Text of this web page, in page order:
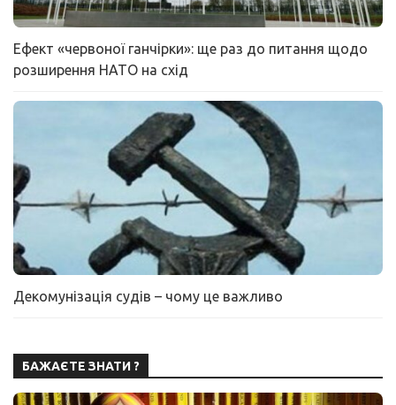
Ефект «червоної ганчірки»: ще раз до питання щодо
розширення НАТО на схід
Декомунізація судів – чому це важливо
БАЖАЄТЕ ЗНАТИ ?